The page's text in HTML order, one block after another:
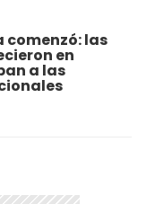
comenzó: las
en
a las